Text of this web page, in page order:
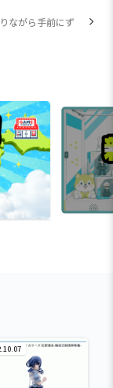
ながら手前にず